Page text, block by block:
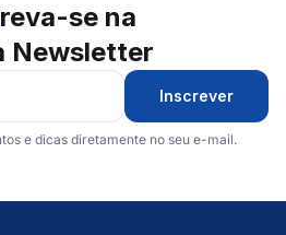
se na
Newsletter
Inscrever
e dicas diretamente no seu e-mail.